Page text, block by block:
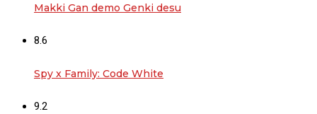
Makki Gan demo Genki desu
8.6
Spy x Family: Code White
9.2